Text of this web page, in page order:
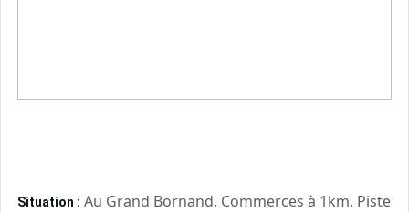
Situation : Au Grand Bornand. Commerces à 1km. Pistes